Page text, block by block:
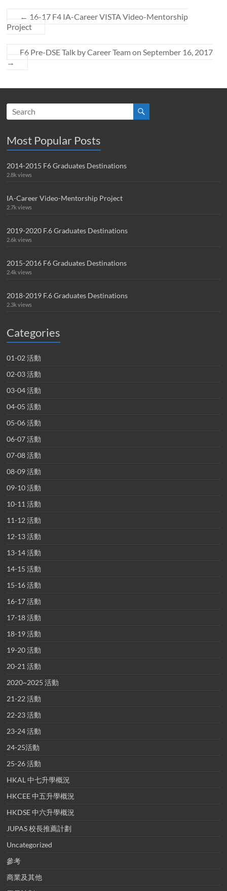
← 16-17 F4 IA-Career VISTA Video-Mentorship
Project
F6 Pre-DSE Talk by Career Team on September 16, 2017
→
Most Popular Posts
2014-2015 F6 Graduates Destinations
2.8k views
IA-Career Video-Mentorship Project
2.7k views
2019-2020 F.6 Graduates Destinations
2.6k views
2015-2016 F6 Graduates Destinations
2.4k views
2018-2019 F.6 Graduates Destinations
2.3k views
Categories
01-02 活動
02-03 活動
03-04 活動
04-05 活動
05-06 活動
06-07 活動
07-08 活動
08-09 活動
09-10 活動
10-11 活動
11-12 活動
12-13 活動
13-14 活動
14-15 活動
15-16 活動
16-17 活動
17-18 活動
18-19 活動
19-20 活動
20-21 活動
2020~2025 活動
21-22 活動
22-23 活動
23-24 活動
24-25活動
25-26 活動
HKAL 中七升學概況
HKCEE 中五升學概況
HKDSE 中六升學概況
JUPAS 校長推薦計劃
Uncategorized
參考
商業及其他